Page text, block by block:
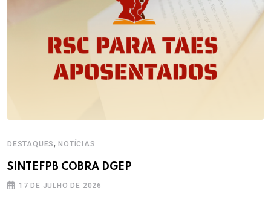
DESTAQUES,NOTÍCIAS
SINTEFPB COBRA DGEP
17 DE JULHO DE 2026